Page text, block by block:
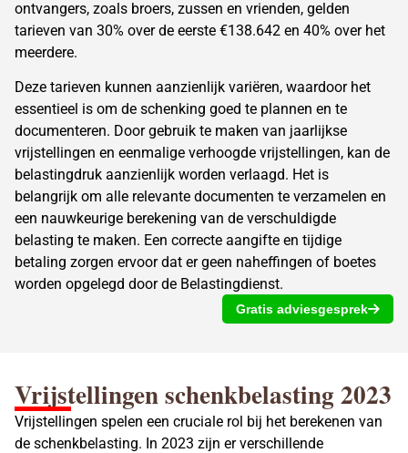
ontvangers, zoals broers, zussen en vrienden, gelden
tarieven van 30% over de eerste €138.642 en 40% over het
meerdere.
Deze tarieven kunnen aanzienlijk variëren, waardoor het
essentieel is om de schenking goed te plannen en te
documenteren. Door gebruik te maken van jaarlijkse
vrijstellingen en eenmalige verhoogde vrijstellingen, kan de
belastingdruk aanzienlijk worden verlaagd. Het is
belangrijk om alle relevante documenten te verzamelen en
een nauwkeurige berekening van de verschuldigde
belasting te maken. Een correcte aangifte en tijdige
betaling zorgen ervoor dat er geen naheffingen of boetes
worden opgelegd door de Belastingdienst.
Gratis adviesgesprek
Vrijstellingen schenkbelasting 2023
Vrijstellingen spelen een cruciale rol bij het berekenen van
de schenkbelasting. In 2023 zijn er verschillende